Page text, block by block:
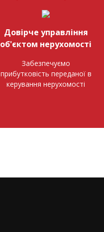
Довірче управління
об'єктом нерухомості
Забезпечуємо
прибутковість переданої в
керування нерухомості